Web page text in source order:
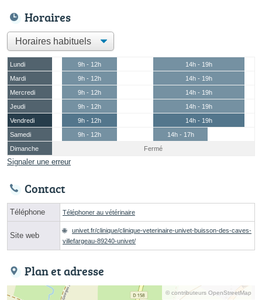
Horaires
Lundi 9h - 12h
14h - 19h
Mardi
9h - 12h
14h - 19h
Mercredi
9h - 12h
14h - 19h
Jeudi
9h - 12h
14h - 19h
Vendredi
9h - 12h
14h - 19h
Samedi
9h - 12h
14h - 17h
Dimanche
Fermé
Signaler une erreur
Contact
Téléphone Téléphoner au vétérinaire
Site web
univet.fr/clinique/clinique-veterinaire-univet-buisson-des-caves-
villefargeau-89240-univet/
Plan et adresse
© contributeurs OpenStreetMap